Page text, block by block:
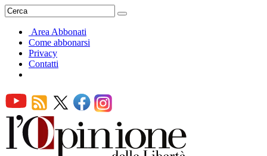
Area Abbonati
Come abbonarsi
Privacy
Contatti